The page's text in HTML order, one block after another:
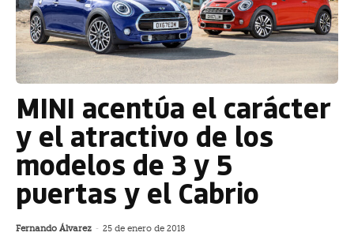
MINI acentúa el carácter
y el atractivo de los
modelos de 3 y 5
puertas y el Cabrio
Fernando Álvarez - 25 de enero de 2018